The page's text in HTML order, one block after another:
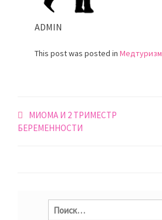
ADMIN
This post was posted in Медтуризм
Навигация
по
МИОМА И 2 ТРИМЕСТР
БЕРЕМЕННОСТИ
Найти: